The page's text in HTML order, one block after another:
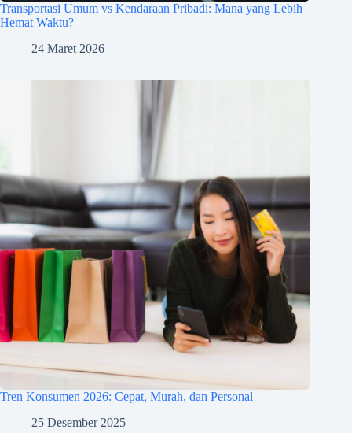
Transportasi Umum vs Kendaraan Pribadi: Mana yang Lebih
Hemat Waktu?
24 Maret 2026
Tren Konsumen 2026: Cepat, Murah, dan Personal
25 Desember 2025